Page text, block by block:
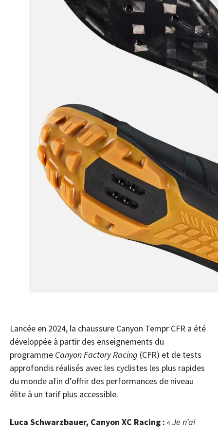
Lancée en 2024, la chaussure Canyon Tempr CFR a été
développée à partir des enseignements du
programme Canyon Factory Racing (CFR) et de tests
approfondis réalisés avec les cyclistes les plus rapides
du monde afin d’offrir des performances de niveau
élite à un tarif plus accessible.
Luca Schwarzbauer, Canyon XC Racing : « Je n’ai